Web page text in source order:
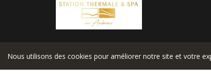
Nous utilisons des cookies pour améliorer notre site et votre